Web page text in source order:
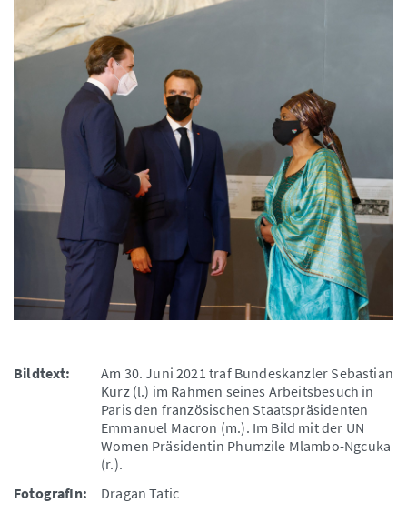
Bildtext:
Am 30. Juni 2021 traf Bundeskanzler Sebastian
Kurz (l.) im Rahmen seines Arbeitsbesuch in
Paris den französischen Staatspräsidenten
Emmanuel Macron (m.). Im Bild mit der UN
Women Präsidentin Phumzile Mlambo-Ngcuka
(r.).
FotografIn:
Dragan Tatic